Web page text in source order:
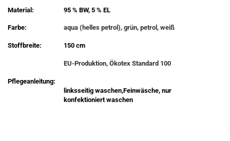
Material: 95 % BW, 5 % EL
Farbe: aqua (helles petrol), grün, petrol, weiß
Stoffbreite: 150 cm
EU-Produktion, Ökotex Standard 100
Pflegeanleitung:
linksseitig waschen,Feinwäsche, nur
konfektioniert waschen